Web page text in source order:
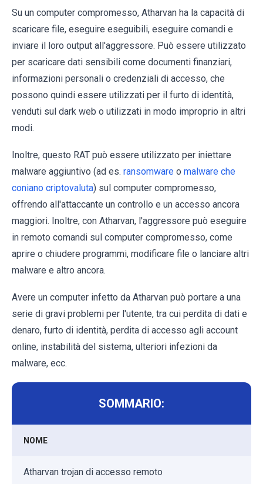
Su un computer compromesso, Atharvan ha la capacità di
scaricare file, eseguire eseguibili, eseguire comandi e
inviare il loro output all'aggressore. Può essere utilizzato
per scaricare dati sensibili come documenti finanziari,
informazioni personali o credenziali di accesso, che
possono quindi essere utilizzati per il furto di identità,
venduti sul dark web o utilizzati in modo improprio in altri
modi.
Inoltre, questo RAT può essere utilizzato per iniettare
malware aggiuntivo (ad es. ransomware o malware che
coniano criptovaluta) sul computer compromesso,
offrendo all'attaccante un controllo e un accesso ancora
maggiori. Inoltre, con Atharvan, l'aggressore può eseguire
in remoto comandi sul computer compromesso, come
aprire o chiudere programmi, modificare file o lanciare altri
malware e altro ancora.
Avere un computer infetto da Atharvan può portare a una
serie di gravi problemi per l'utente, tra cui perdita di dati e
denaro, furto di identità, perdita di accesso agli account
online, instabilità del sistema, ulteriori infezioni da
malware, ecc.
SOMMARIO:
NOME
Atharvan trojan di accesso remoto